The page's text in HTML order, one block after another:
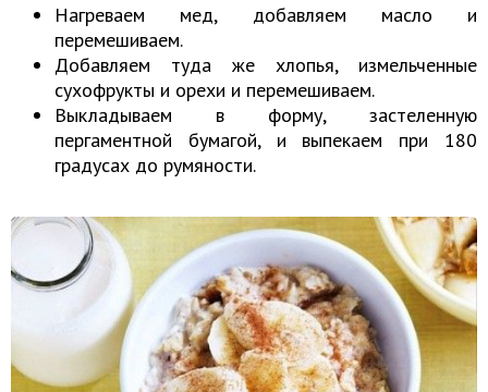
Нагреваем мед, добавляем масло и
перемешиваем.
Добавляем туда же хлопья, измельченные
сухофрукты и орехи и перемешиваем.
Выкладываем в форму, застеленную
пергаментной бумагой, и выпекаем при 180
градусах до румяности.